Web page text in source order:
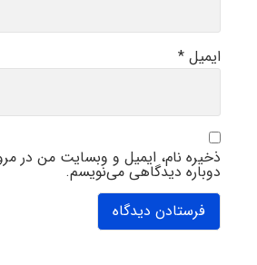
ایمیل *
ذخیره نام، ایمیل و وبسایت من در
دوباره دیدگاهی می‌نویسم.